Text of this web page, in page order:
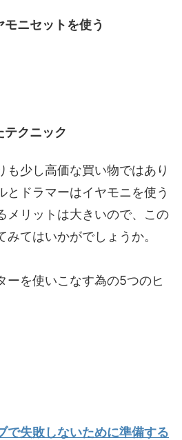
ニセットを使う
テクニック
も少し高価な買い物ではあり
とドラマーはイヤモニを使う
メリットは大きいので、この
てはいかがでしょうか。
ーを使いこなす為の5つのヒ
で失敗しないために準備する